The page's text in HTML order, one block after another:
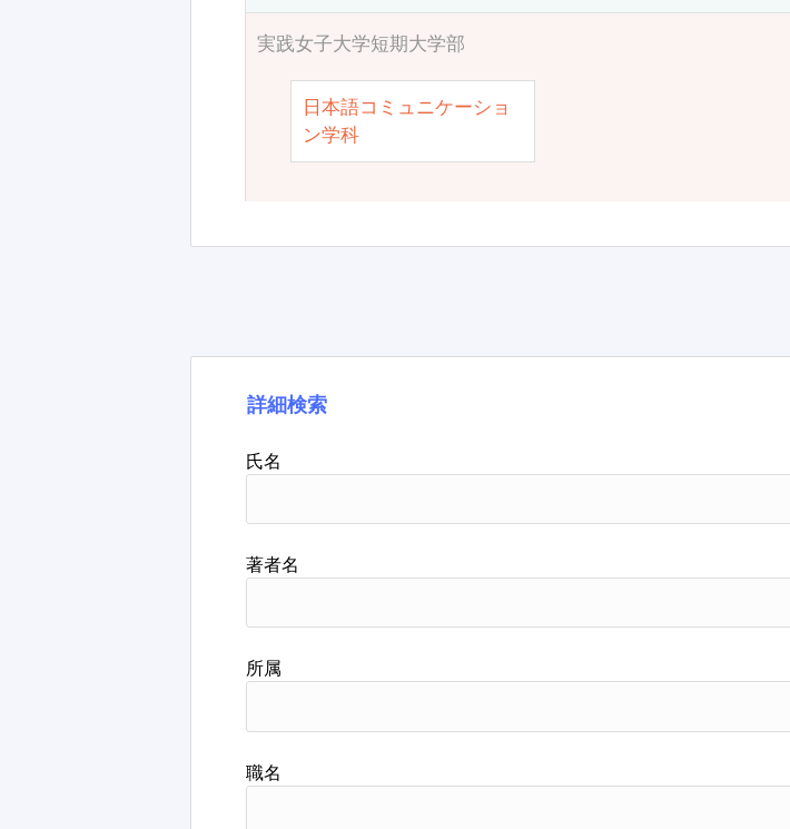
実践女子大学短期大学部
日本語コミュニケーショ
ン学科
詳細検索
氏名
著者名
所属
職名